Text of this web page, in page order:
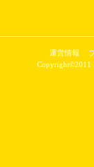
運営情報
Copyright©2011